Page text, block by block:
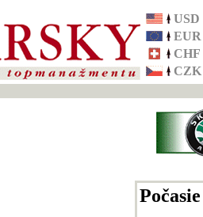
USD
EUR
CHF
CZK
Počasie